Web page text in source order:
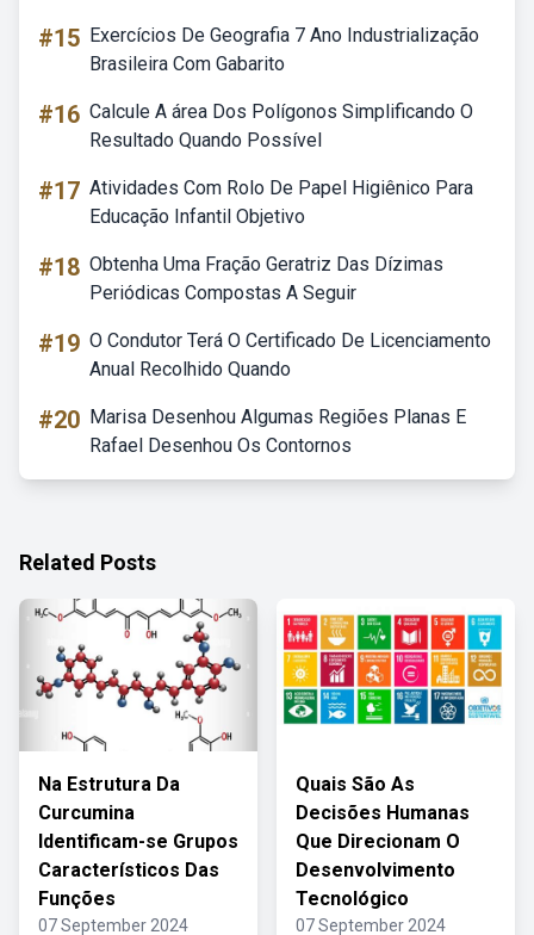
#15 Exercícios De Geografia 7 Ano Industrialização
Brasileira Com Gabarito
#16 Calcule A área Dos Polígonos Simplificando O
Resultado Quando Possível
#17 Atividades Com Rolo De Papel Higiênico Para
Educação Infantil Objetivo
#18 Obtenha Uma Fração Geratriz Das Dízimas
Periódicas Compostas A Seguir
#19 O Condutor Terá O Certificado De Licenciamento
Anual Recolhido Quando
#20 Marisa Desenhou Algumas Regiões Planas E
Rafael Desenhou Os Contornos
Related Posts
Na Estrutura Da
Curcumina
Identificam-se Grupos
Característicos Das
Funções
07 September 2024
Quais São As
Decisões Humanas
Que Direcionam O
Desenvolvimento
Tecnológico
07 September 2024